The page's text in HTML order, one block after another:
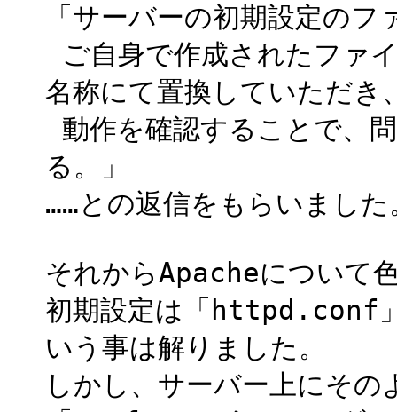
「サーバーの初期設定の
ご自身で作成されたファ
名称にて置換していただき
動作を確認することで、
る。」
……との返信をもらいました
それからApacheについて
初期設定は「httpd.conf」
いう事は解りました。
しかし、サーバー上にそ